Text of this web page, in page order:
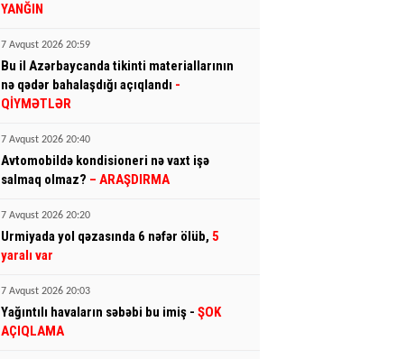
YANĞIN
7 Avqust 2026 20:59
Bu il Azərbaycanda tikinti materiallarının
nə qədər bahalaşdığı açıqlandı -
QİYMƏTLƏR
7 Avqust 2026 20:40
Avtomobildə kondisioneri nə vaxt işə
salmaq olmaz? – ARAŞDIRMA
7 Avqust 2026 20:20
Urmiyada yol qəzasında 6 nəfər ölüb, 5
yaralı var
7 Avqust 2026 20:03
Yağıntılı havaların səbəbi bu imiş - ŞOK
AÇIQLAMA